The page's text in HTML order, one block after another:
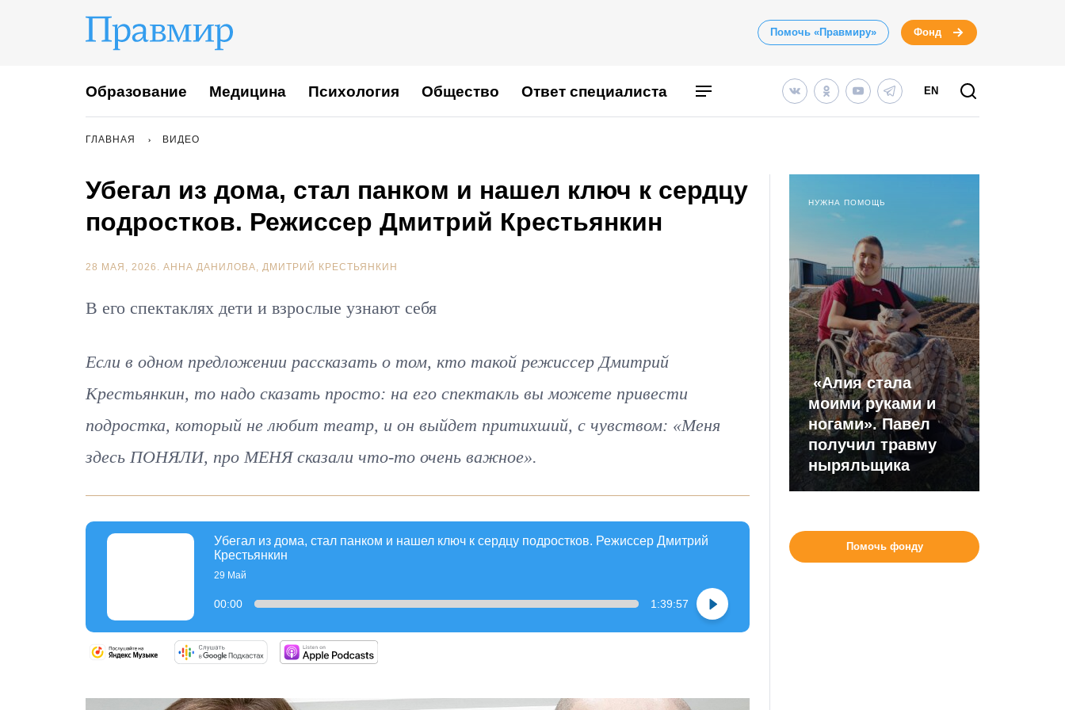
Помочь «Правмиру» Фонд
Образование Медицина Психология Общество Ответ специалиста EN
ГЛАВНАЯ ВИДЕО
Убегал из дома, стал панком и нашел ключ к сердцу
подростков. Режиссер Дмитрий Крестьянкин
28 МАЯ, 2026. АННА ДАНИЛОВА ДМИТРИЙ КРЕСТЬЯНКИН
В его спектаклях дети и взрослые узнают себя
Если в одном предложении рассказать о том, кто такой режиссер Дмитрий
Крестьянкин, то надо сказать просто: на его спектакль вы можете привести
подростка, который не любит театр, и он выйдет притихший, с чувством: «Меня
здесь ПОНЯЛИ, про МЕНЯ сказали что-то очень важное».
Убегал из дома, стал панком и нашел ключ к сердцу подростков. Режиссер Дмитрий
Крестьянкин
29 Май
00:00 1:39:57
НУЖНА ПОМОЩЬ
«Алия стала
моими руками и
ногами». Павел
получил травму
ныряльщика
Помочь фонду